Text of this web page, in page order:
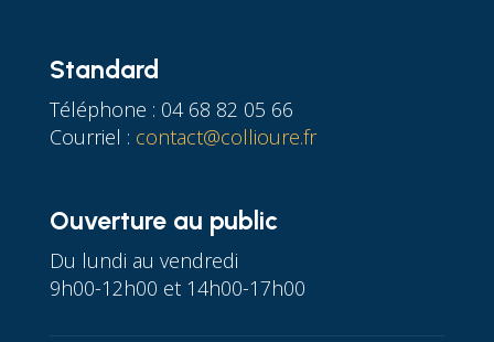
Standard
Téléphone : 04 68 82 05 66
Courriel : contact@collioure.fr
Ouverture au public
Du lundi au vendredi
9h00-12h00 et 14h00-17h00